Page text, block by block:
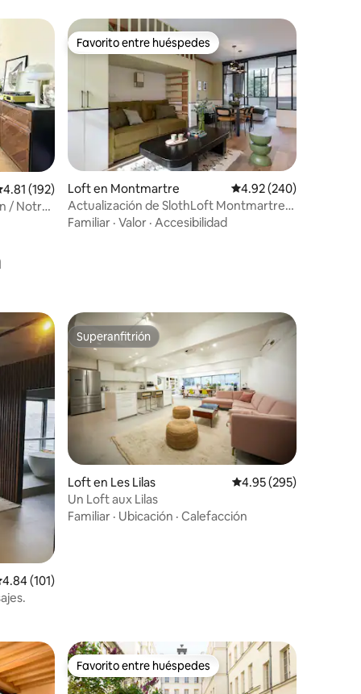
promedio: 4.81 de 5; 192 evaluaciones
4.81 (192)
/ Notre-
Favorito entre huéspedes
Favorito entre huéspedes
Loft en Montmartre Calificación promedio:
4.92 (240)
Actualización de SlothLoft Montmartre
2025
Familiar · Valor · Accesibilidad
promedio: 4.84 de 5; 101 evaluaciones
4.84 (101)
Superanfitrión
Superanfitrión
Loft en Les Lilas Calificación promedio:
4.95 (295)
Un Loft aux Lilas
Familiar · Ubicación · Calefacción
Favorito entre huéspedes
Favorito entre huéspedes